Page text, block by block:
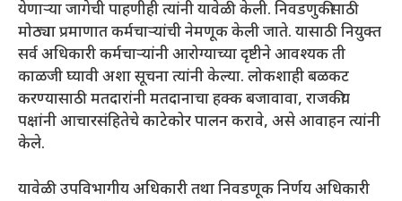
येणाऱ्या जागेची पाहणीही त्यांनी यावेळी केली. निवडणुकीसाठी
मोठ्या प्रमाणात कर्मचाऱ्यांची नेमणूक केली जाते. यासाठी नियुक्त
सर्व अधिकारी कर्मचाऱ्यांनी आरोग्याच्या दृष्टीने आवश्यक ती
काळजी घ्यावी अशा सूचना त्यांनी केल्या. लोकशाही बळकट
करण्यासाठी मतदारांनी मतदानाचा हक्क बजावावा, राजकीय
पक्षांनी आचारसंहितेचे काटेकोर पालन करावे, असे आवाहन त्यांनी
केले.
यावेळी उपविभागीय अधिकारी तथा निवडणूक निर्णय अधिकारी